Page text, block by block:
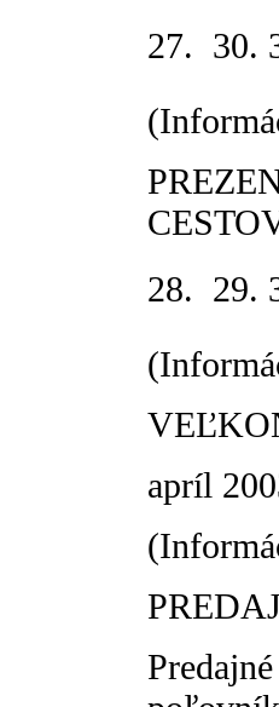
27.  30.
28.  29.
apríl